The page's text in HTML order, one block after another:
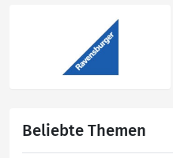
Beliebte Themen